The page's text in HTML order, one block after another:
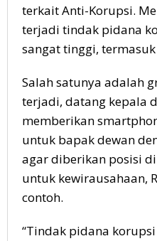
terkait Anti-Korupsi.
terjadi tindak pidana
sangat tinggi,
Salah satunya adalah
terjadi, datang kepala
memberikan
untuk bapak dewan
agar diberikan posisi
untuk kewirausahaan,
contoh.
“Tindak pidana